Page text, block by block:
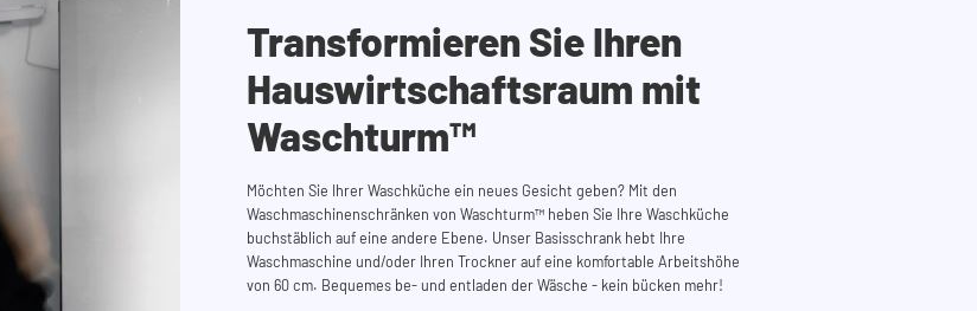
Transformieren Sie Ihren
Hauswirtschaftsraum mit
Waschturm™
Möchten Sie Ihrer Waschküche ein neues Gesicht geben? Mit den
Waschmaschinenschränken von Waschturm™ heben Sie Ihre Waschküche
buchstäblich auf eine andere Ebene. Unser Basisschrank hebt Ihre
Waschmaschine und/oder Ihren Trockner auf eine komfortable Arbeitshöhe
von 60 cm. Bequemes be- und entladen der Wäsche - kein bücken mehr!